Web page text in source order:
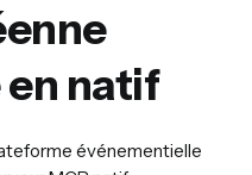
en natif
événementielle